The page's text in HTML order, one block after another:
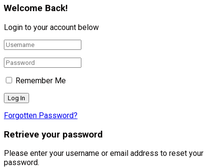
Welcome Back!
Login to your account below
Remember Me
Forgotten Password?
Retrieve your password
Please enter your username or email address to reset your
password.